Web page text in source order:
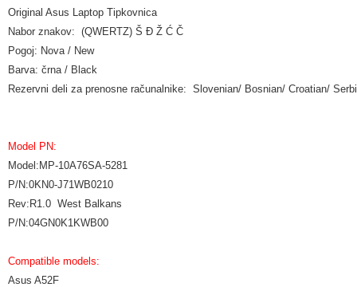
Original Asus Laptop Tipkovnica
Nabor znakov: (QWERTZ) Š Đ Ž Ć Č
Pogoj: Nova / New
Barva: črna / Black
Rezervni deli za prenosne računalnike: Slovenian/ Bosnian/ Croatian/
Model PN:
Model:MP-10A76SA-5281
P/N:0KN0-J71WB0210
Rev:R1.0 West Balkans
P/N:04GN0K1KWB00
Compatible models:
Asus A52F